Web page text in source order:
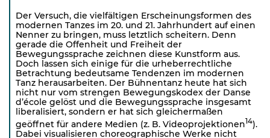
Der Versuch, die vielfältigen Erscheinungsformen des
modernen Tanzes im 20. und 21. Jahrhundert auf einen
Nenner zu bringen, muss letztlich scheitern. Denn
gerade die Offenheit und Freiheit der
Bewegungssprache zeichnen diese Kunstform aus.
Doch lassen sich einige für die urheberrechtliche
Betrachtung bedeutsame Tendenzen im modernen
Tanz herausarbeiten. Der Bühnentanz heute hat sich
nicht nur vom strengen Bewegungskodex der Danse
d’école gelöst und die Bewegungssprache insgesamt
liberalisiert, sondern er hat sich gleichermaßen
geöffnet für andere Medien (z. B. Videoprojektionen14).
Dabei visualisieren choreographische Werke nicht